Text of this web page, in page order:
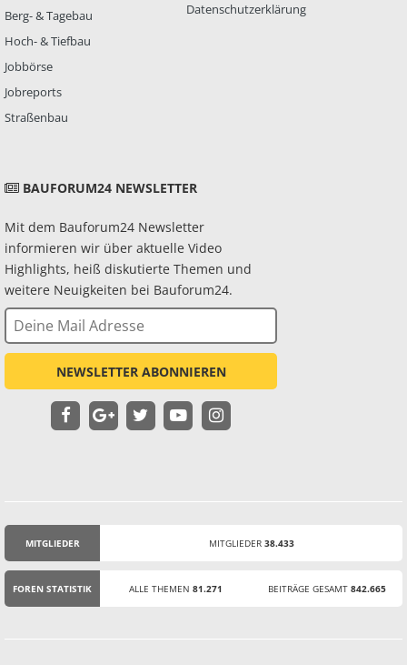
Berg- & Tagebau
Hoch- & Tiefbau
Jobbörse
Jobreports
Straßenbau
Datenschutzerklärung
BAUFORUM24 NEWSLETTER
Mit dem Bauforum24 Newsletter
informieren wir über aktuelle Video
Highlights, heiß diskutierte Themen und
weitere Neuigkeiten bei Bauforum24.
NEWSLETTER ABONNIEREN
MITGLIEDER MITGLIEDER 38.433
FOREN STATISTIK ALLE THEMEN 81.271 BEITRÄGE GESAMT 842.665